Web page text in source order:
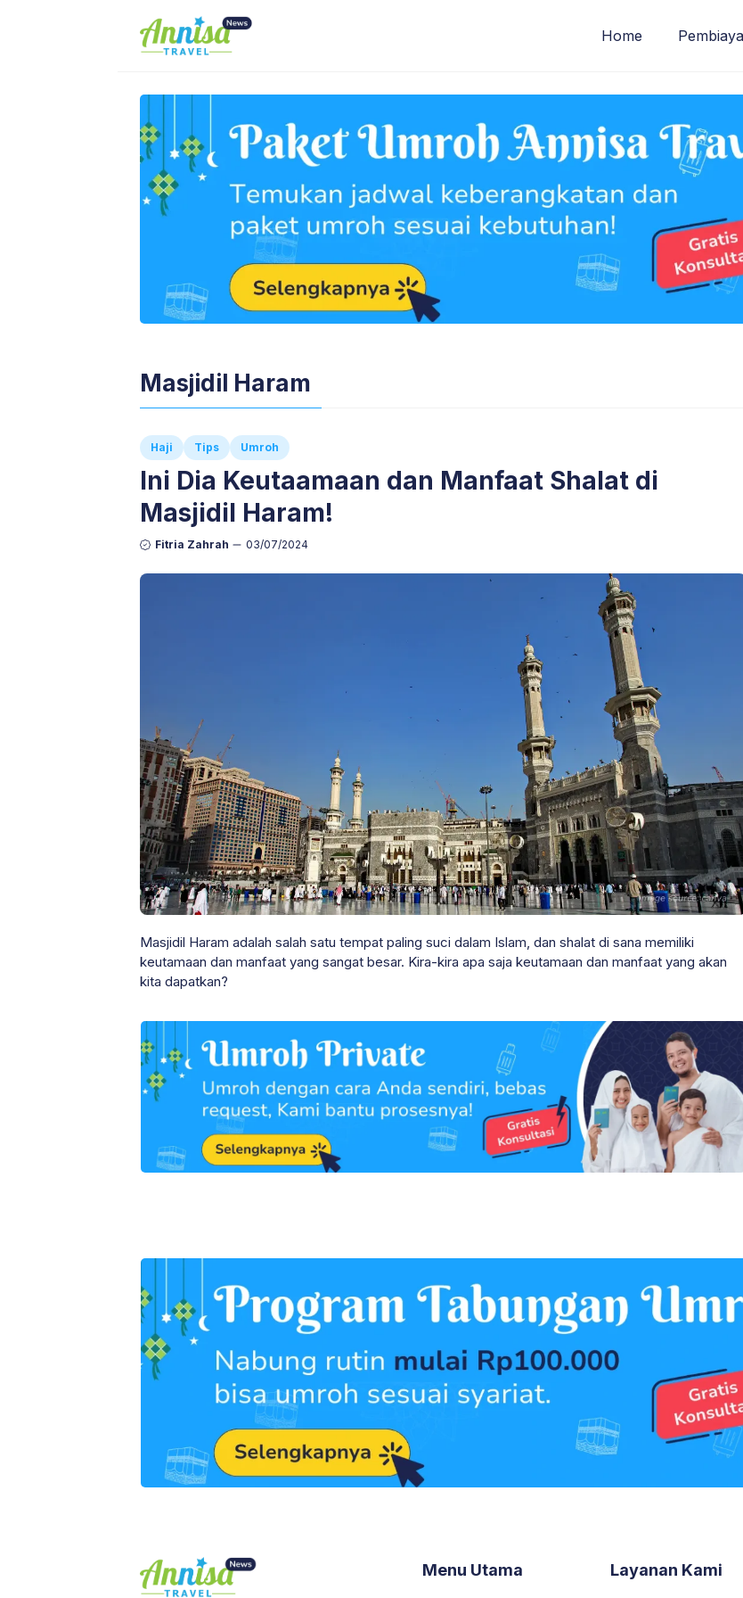
Home
Masjidil Haram
Haji Tips Umroh
Ini Dia Keutaamaan dan Manfaat Shalat di
Masjidil Haram!
Fitria Zahrah 03/07/2024
Masjidil Haram adalah salah satu tempat paling suci dalam Islam, dan shalat di sana memiliki
keutamaan dan manfaat yang sangat besar. Kira-kira apa saja keutamaan dan manfaat yang akan
kita dapatkan?
Menu Utama Layanan Kami